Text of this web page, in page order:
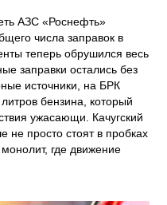
АЗС «Роснефть»
числа заправок в
теперь обрушился весь
заправки остались без
источники, на БРК
бензина, который
ужасающи. Качугский
не просто стоят в пробках
где движение